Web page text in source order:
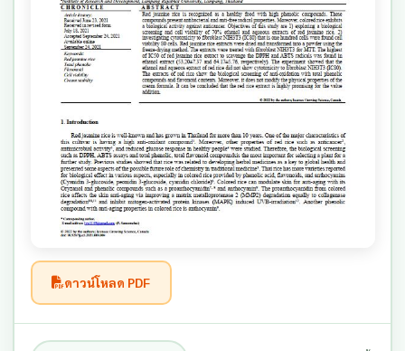
ดาวน์โหลด PDF